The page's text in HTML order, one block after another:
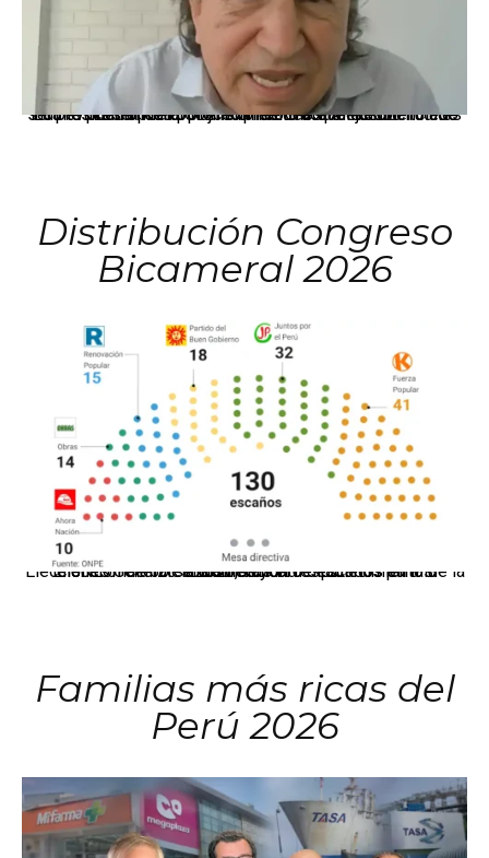
La presidenta Keiko Fujimori informó que la solicitud de indulto presentada por el expresidente Alejandro Toledo será evaluada por la Comisión de Gracias Presidenciales conforme al procedimiento establecido.
Distribución Congreso
Bicameral 2026
El JNE oficializó la distribución de escaños para la elección de 60 senadores y 130 diputados en las Elecciones Generales 2026, tras el restablecimiento de la Bicameralidad.
Familias más ricas del
Perú 2026